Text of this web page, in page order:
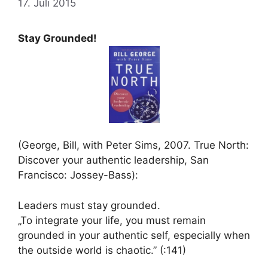
17. Juli 2015
Stay Grounded!
(George, Bill, with Peter Sims, 2007. True North:
Discover your authentic leadership, San
Francisco: Jossey-Bass):
Leaders must stay grounded.
„To integrate your life, you must remain
grounded in your authentic self, especially when
the outside world is chaotic.” (:141)